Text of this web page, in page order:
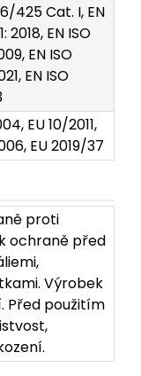
425 Cat. I, EN
2018, EN ISO
EN ISO
EN ISO
EU 10/2011,
EU 2019/37
proti
ochraně před
Výrobek
Před použitím